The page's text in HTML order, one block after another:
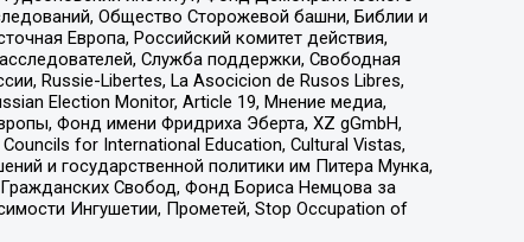
Общество Сторожевой башни, Библии и
Европа, Российский комитет действия,
Служба поддержки, Свободная
Russie-Libertes, La Asocicion de Rusos Libres,
Election Monitor, Article 19, Мнение медиа,
Фонд имени Фридриха Эберта, XZ gGmbH,
for International Education, Cultural Vistas,
и государственной политики им Питера Мунка,
Свобод, Фонд Бориса Немцова за
Ингушетии, Прометей, Stop Occupation of